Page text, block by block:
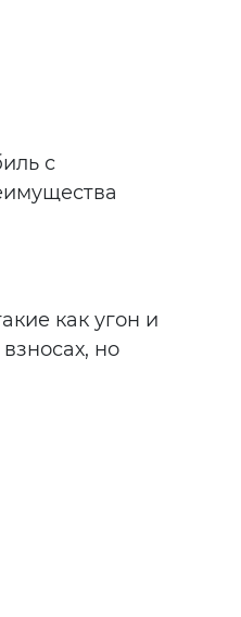
с
как угон и
но